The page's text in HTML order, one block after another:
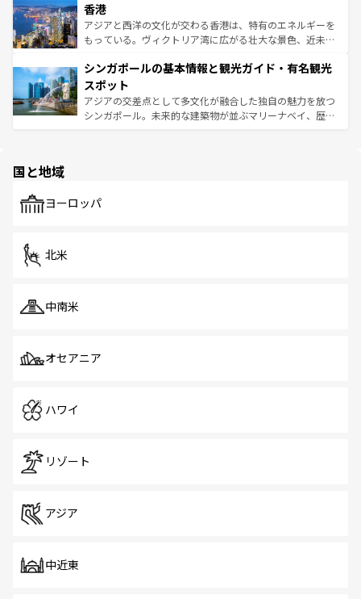
とつ。フォーやバインミー、ベトナムコーヒーなどは、ぜ
ひ現地で味わいたい。どの地域を訪れてもあたたかい人々
が旅行者を迎えてくれるので、きっと忘れられない旅にな
参照してほしい。
の活気が交差している。北部ではチェンマイなどの山岳地
帯で自然と触れ合い、南部ではプーケットやクラビの美し
いビーチでリゾート気分を楽しむことができる。タイ料理
激する。気候は一年中温暖で、どの季節にも異なる楽しみ
が待っている。親しみやすいタイの人々、仏教を中心とし
た文化、そして多様な観光資源が、訪れる旅人を魅了し続
ける。 なお、新着のタイ情報はコンテンツ一覧を参照して
香港
アジアと西洋の文化が交わる香港は、特有のエネルギーを
もっている。ヴィクトリア湾に広がる壮大な景色、近未来
み、どこを訪れても感動するはず。観光スポットが密集し
ており、効率よく見どころを回れるのも魅力。息をのむよ
うな絶景から文化的な体験まで、香港を存分に楽しみ尽く
そう。 なお、新着の香港情報はコンテンツ一覧を参照して
シンガポールの基本情報と観光ガイド・有名観光
スポット
アジアの交差点として多文化が融合した独自の魅力を放つ
シンガポール。未来的な建築物が並ぶマリーナベイ、歴史
で、ホーカーズは地元の風情を楽しめる外せないスポット
国と地域
ヨーロッパ
北米
中南米
オセアニア
ハワイ
リゾート
アジア
中近東